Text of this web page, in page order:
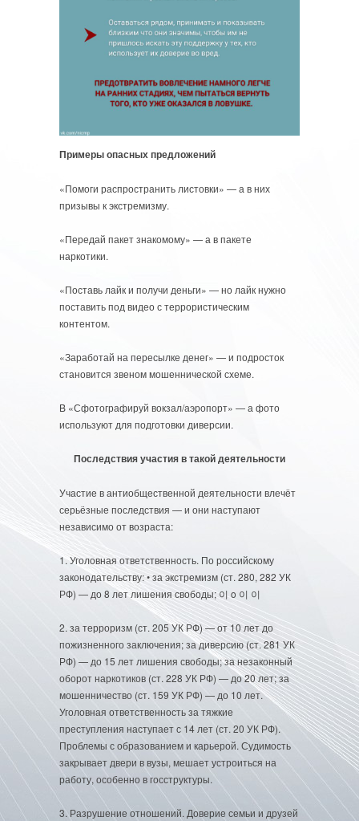
Примеры опасных предложений
«Помоги распространить листовки» — а в них
призывы к экстремизму.
«Передай пакет знакомому» — а в пакете
наркотики.
«Поставь лайк и получи деньги» — но лайк нужно
поставить под видео с террористическим
контентом.
«Заработай на пересылке денег» — и подросток
становится звеном мошеннической схеме.
B «Сфотографируй вокзал/аэропорт» — а фото
используют для подготовки диверсии.
Последствия участия в такой деятельности
Участие в антиобщественной деятельности влечёт
серьёзные последствия — и они наступают
независимо от возраста:
1. Уголовная ответственность. По российскому
законодательству: • за экстремизм (ст. 280, 282 УК
РФ) — до 8 лет лишения свободы; 이 o 이 이
2. за терроризм (ст. 205 УК РФ) — от 10 лет до
пожизненного заключения; за диверсию (ст. 281 УК
РФ) — до 15 лет лишения свободы; за незаконный
оборот наркотиков (ст. 228 УК РФ) — до 20 лет; за
мошенничество (ст. 159 УК РФ) — до 10 лет.
Уголовная ответственность за тяжкие
преступления наступает с 14 лет (ст. 20 УК РФ).
Проблемы с образованием и карьерой. Судимость
закрывает двери в вузы, мешает устроиться на
работу, особенно в госструктуры.
3. Разрушение отношений. Доверие семьи и друзей